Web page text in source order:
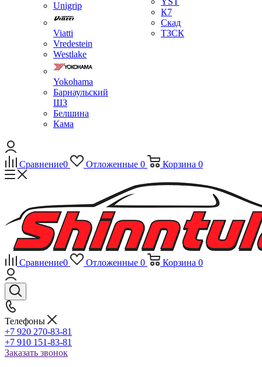
Unigrip
Viatti
Vredestein
Westlake
Yokohama
Барнаульский
ШЗ
Белшина
Кама
К7
Скад
ТЗСК
Сравнение0 Отложенные 0 Корзина 0
Сравнение0 Отложенные 0 Корзина 0
Телефоны
+7 920 270-83-81
+7 910 151-83-81
Заказать звонок